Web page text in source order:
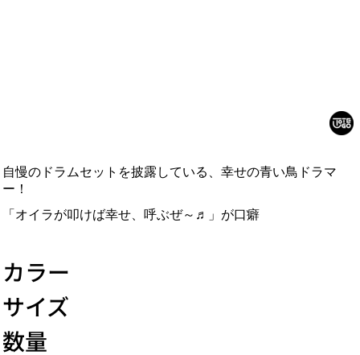
自慢のドラムセットを披露している、幸せの青い鳥ドラマ
ー！
「オイラが叩けば幸せ、呼ぶぜ～♬」が口癖
カラー
サイズ
数量